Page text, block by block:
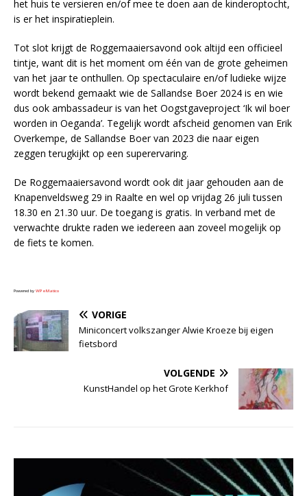
het huis te versieren en/of mee te doen aan de kinderoptocht,
is er het inspiratieplein.
Tot slot krijgt de Roggemaaiersavond ook altijd een officieel
tintje, want dit is het moment om één van de grote geheimen
van het jaar te onthullen. Op spectaculaire en/of ludieke wijze
wordt bekend gemaakt wie de Sallandse Boer 2024 is en wie
dus ook ambassadeur is van het Oogstgaveproject ‘Ik wil boer
worden in Oeganda’. Tegelijk wordt afscheid genomen van Erik
Overkempe, de Sallandse Boer van 2023 die naar eigen
zeggen terugkijkt op een superervaring.
De Roggemaaiersavond wordt ook dit jaar gehouden aan de
Knapenveldsweg 29 in Raalte en wel op vrijdag 26 juli tussen
18.30 en 21.30 uur. De toegang is gratis. In verband met de
verwachte drukte raden we iedereen aan zoveel mogelijk op
de fiets te komen.
Powered by WPeMatico
VORIGE
Miniconcert volkszanger Alwie Kroeze bij eigen
fietsbord
VOLGENDE
KunstHandel op het Grote Kerkhof